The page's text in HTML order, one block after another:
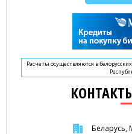
Расчеты осуществляются в
Беларусь,